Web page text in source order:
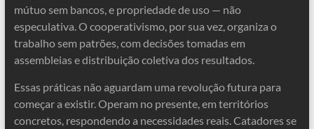
mútuo sem bancos, e propriedade de uso — não
especulativa. O cooperativismo, por sua vez, organiza o
trabalho sem patrões, com decisões tomadas em
assembleias e distribuição coletiva dos resultados.
Essas práticas não aguardam uma revolução futura para
começar a existir. Operam no presente, em territórios
concretos, respondendo a necessidades reais. Catadores se